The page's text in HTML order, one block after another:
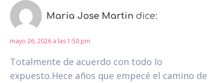
Maria Jose Martin dice:
mayo 26, 2026 a las 1:50 pm
Totalmente de acuerdo con todo lo
expuesto.Hece años que empecé el camino de